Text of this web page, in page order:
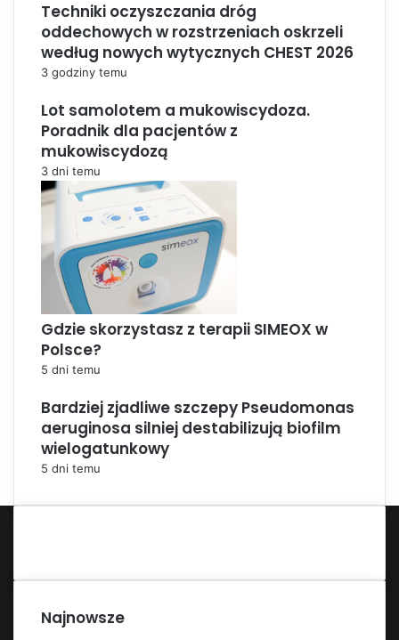
Techniki oczyszczania dróg
oddechowych w rozstrzeniach oskrzeli
według nowych wytycznych CHEST 2026
3 godziny temu
Lot samolotem a mukowiscydoza.
Poradnik dla pacjentów z
mukowiscydozą
3 dni temu
Gdzie skorzystasz z terapii SIMEOX w
Polsce?
5 dni temu
Bardziej zjadliwe szczepy Pseudomonas
aeruginosa silniej destabilizują biofilm
wielogatunkowy
5 dni temu
Najnowsze